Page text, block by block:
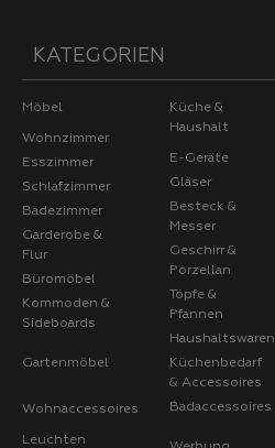
KATEGORIEN
Möbel
Wohnzimmer
Esszimmer
Schlafzimmer
Badezimmer
Garderobe &
Flur
Büromöbel
Kommoden &
Sideboards
Gartenmöbel
Wohnaccessoires
Leuchten
Küche &
Haushalt
E-Geräte
Gläser
Besteck &
Messer
Geschirr &
Porzellan
Töpfe &
Pfannen
Haushaltswaren
Küchenbedarf
& Accessoires
Badaccessoires